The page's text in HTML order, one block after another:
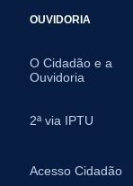
OUVIDORIA
O Cidadão e a
Ouvidoria
2ª via IPTU
Acesso Cidadão